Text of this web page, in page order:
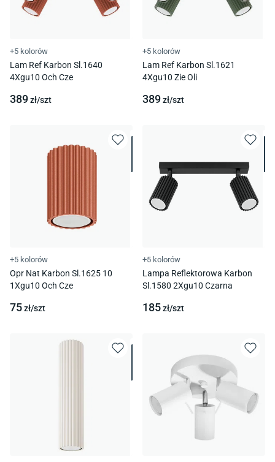
+5 kolorów
Lam Ref Karbon Sl.1640
4Xgu10 Och Cze
389zł/szt
+5 kolorów
Lam Ref Karbon Sl.1621
4Xgu10 Zie Oli
389zł/szt
+5 kolorów
Opr Nat Karbon Sl.1625 10
1Xgu10 Och Cze
75zł/szt
+5 kolorów
Lampa Reflektorowa Karbon
Sl.1580 2Xgu10 Czarna
185zł/szt